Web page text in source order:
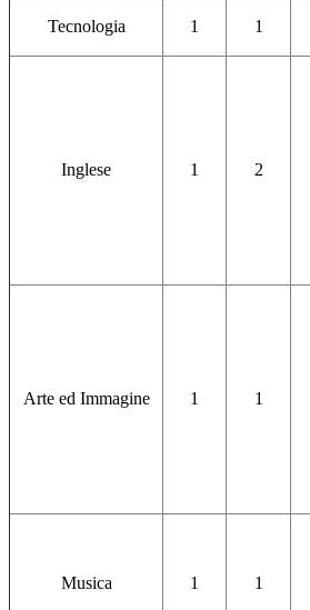
Tecnologia 1 1
Inglese 1 2
Arte ed Immagine 1 1
Musica 1 1